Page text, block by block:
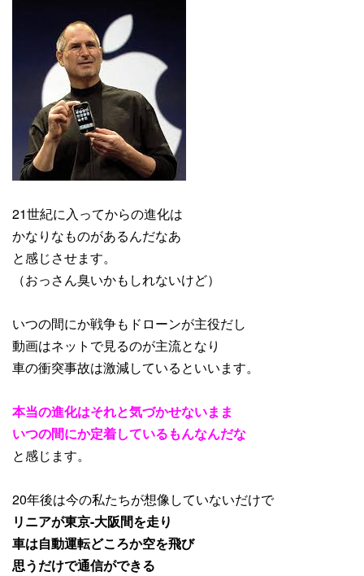
21世紀に入ってからの進化は
かなりなものがあるんだなあ
と感じさせます。
（おっさん臭いかもしれないけど）
いつの間にか戦争もドローンが主役だし
動画はネットで見るのが主流となり
車の衝突事故は激減しているといいます。
本当の進化はそれと気づかせないまま
いつの間にか定着しているもんなんだな
と感じます。
20年後は今の私たちが想像していないだけで
リニアが東京-大阪間を走り
車は自動運転どころか空を飛び
思うだけで通信ができる